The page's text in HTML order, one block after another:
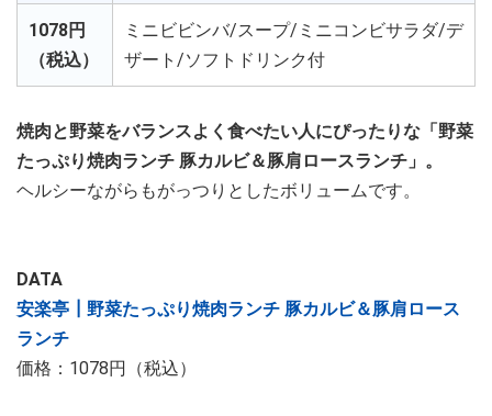
1078円
（税込）
ミニビビンバ/スープ/ミニコンビサラダ/デ
ザート/ソフトドリンク付
焼肉と野菜をバランスよく食べたい人にぴったりな「野菜
たっぷり焼肉ランチ 豚カルビ＆豚肩ロースランチ」。
ヘルシーながらもがっつりとしたボリュームです。
DATA
安楽亭┃野菜たっぷり焼肉ランチ 豚カルビ＆豚肩ロース
ランチ
価格：1078円（税込）